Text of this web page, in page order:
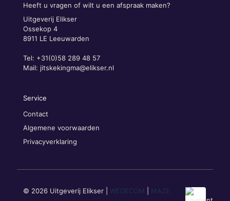
Heeft u vragen of wilt u een afspraak maken?
Uitgeverij Elikser
Ossekop 4
8911 LE Leeuwarden
Tel: +31(0)58 289 48 57
Mail: jitskekingma@elikser.nl
Service
Contact
Algemene voorwaarden
Privacyverklaring
© 2026 Uitgeverij Elikser | WEDECOM MAZE